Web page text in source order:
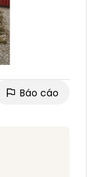
Báo cáo